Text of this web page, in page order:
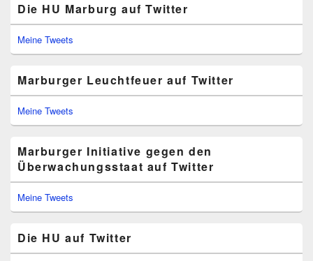
Die HU Marburg auf Twitter
Meine Tweets
Marburger Leuchtfeuer auf Twitter
Meine Tweets
Marburger Initiative gegen den
Überwachungsstaat auf Twitter
Meine Tweets
Die HU auf Twitter